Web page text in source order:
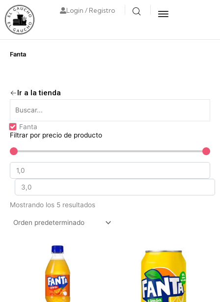
Login / Registro
Fanta
Ir a la tienda
Fanta
Filtrar por precio de producto
Mostrando los 5 resultados